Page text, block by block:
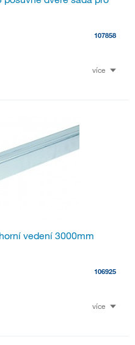
107858
více
vedení 3000mm
106925
více